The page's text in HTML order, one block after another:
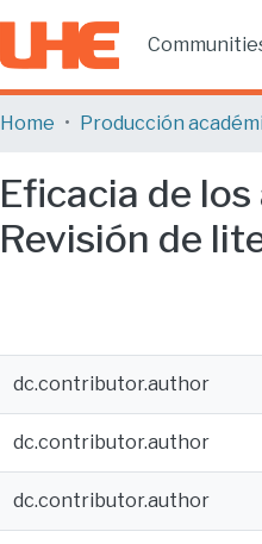
Home
Eficacia de
Revisión de
dc.contributor.author
dc.contributor.author
dc.contributor.author